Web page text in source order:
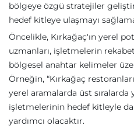
bölgeye özgü stratejiler
hedef kitleye ulaşmayı
Öncelikle, Kırkağaç'ın yerel
uzmanları, işletmelerin
bölgesel anahtar kelimeler
Örneğin, “Kırkağaç
yerel aramalarda üst sıralarda
işletmelerinin hedef kitleyle
yardımcı olacaktır.